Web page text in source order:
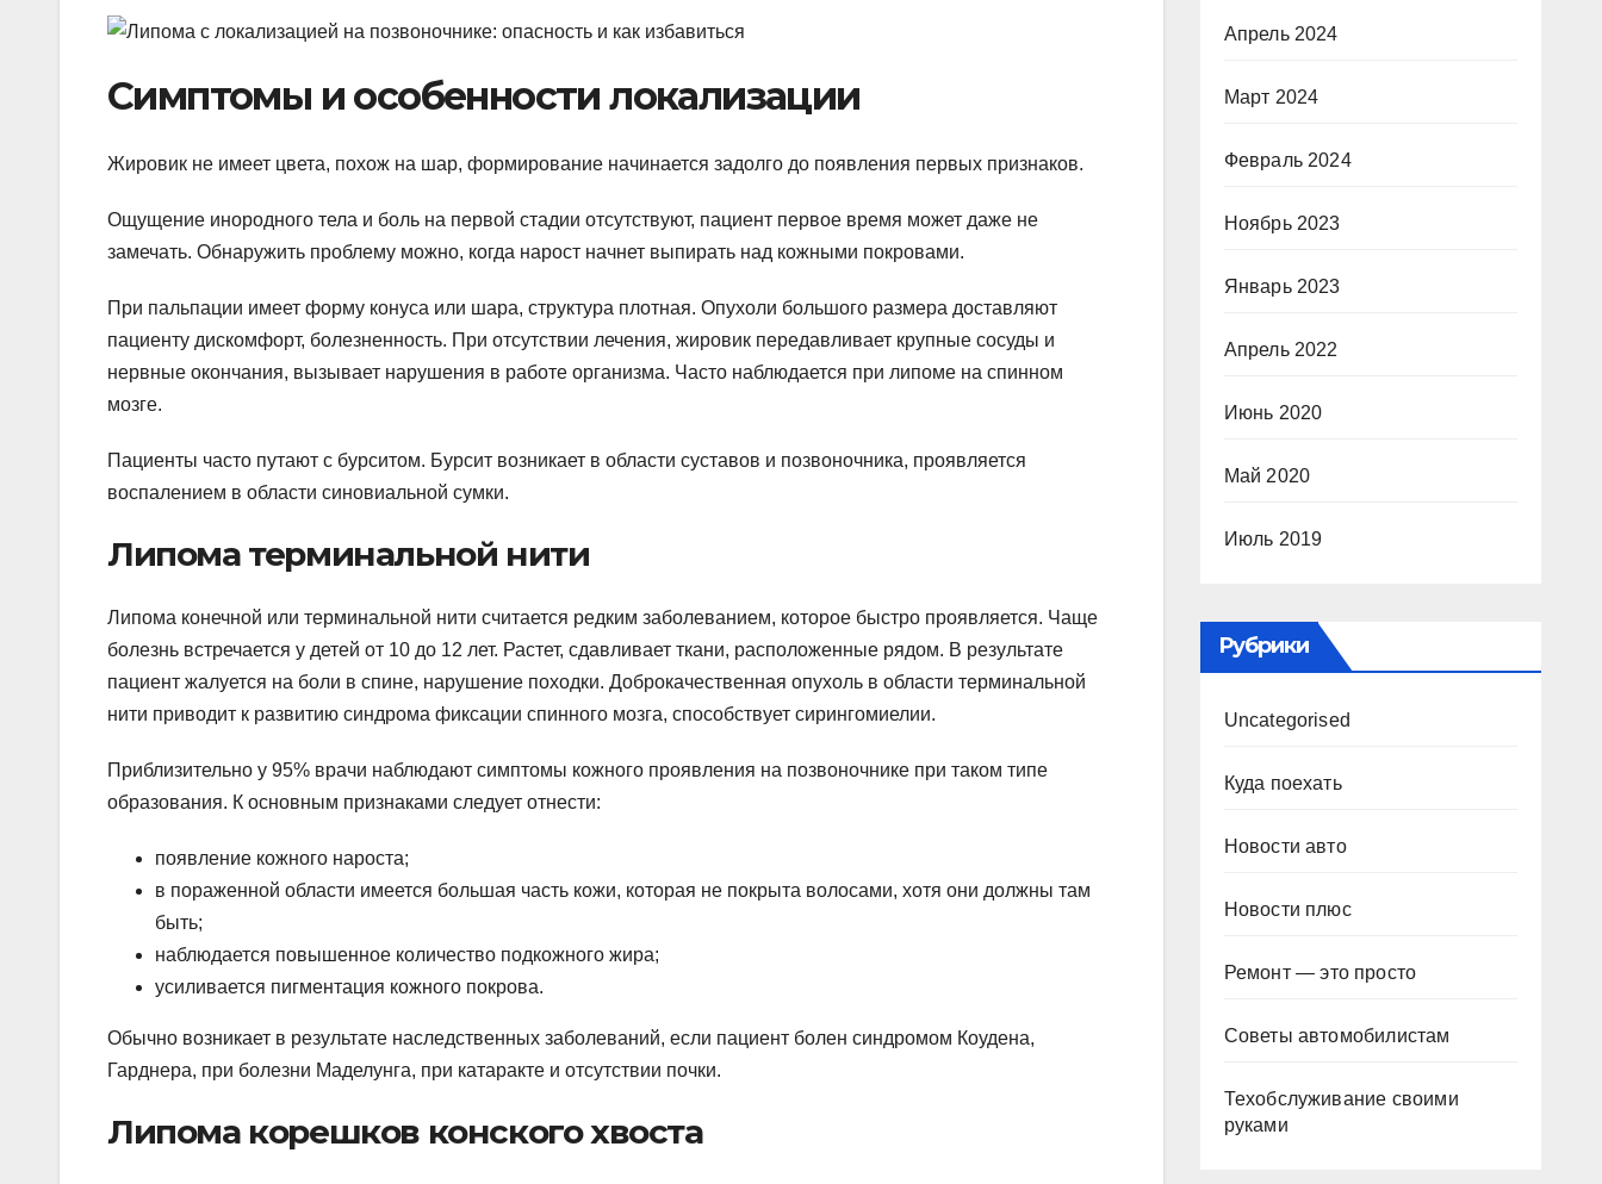
Симптомы и особенности локализации
Жировик не имеет цвета, похож на шар, формирование начинается задолго до появления первых признаков.
Ощущение инородного тела и боль на первой стадии отсутствуют, пациент первое время может даже не
замечать. Обнаружить проблему можно, когда нарост начнет выпирать над кожными покровами.
При пальпации имеет форму конуса или шара, структура плотная. Опухоли большого размера доставляют
пациенту дискомфорт, болезненность. При отсутствии лечения, жировик передавливает крупные сосуды и
нервные окончания, вызывает нарушения в работе организма. Часто наблюдается при липоме на спинном
мозге.
Пациенты часто путают с бурситом. Бурсит возникает в области суставов и позвоночника, проявляется
воспалением в области синовиальной сумки.
Липома терминальной нити
Липома конечной или терминальной нити считается редким заболеванием, которое быстро проявляется. Чаще
болезнь встречается у детей от 10 до 12 лет. Растет, сдавливает ткани, расположенные рядом. В результате
пациент жалуется на боли в спине, нарушение походки. Доброкачественная опухоль в области терминальной
нити приводит к развитию синдрома фиксации спинного мозга, способствует сирингомиелии.
Приблизительно у 95% врачи наблюдают симптомы кожного проявления на позвоночнике при таком типе
образования. К основным признаками следует отнести:
появление кожного нароста;
в пораженной области имеется большая часть кожи, которая не покрыта волосами, хотя они должны там
быть;
наблюдается повышенное количество подкожного жира;
усиливается пигментация кожного покрова.
Обычно возникает в результате наследственных заболеваний, если пациент болен синдромом Коудена,
Гарднера, при болезни Маделунга, при катаракте и отсутствии почки.
Липома корешков конского хвоста
Апрель 2024
Март 2024
Февраль 2024
Ноябрь 2023
Январь 2023
Апрель 2022
Июнь 2020
Май 2020
Июль 2019
Рубрики
Uncategorised
Куда поехать
Новости авто
Новости плюс
Ремонт — это просто
Советы автомобилистам
Техобслуживание своими
руками